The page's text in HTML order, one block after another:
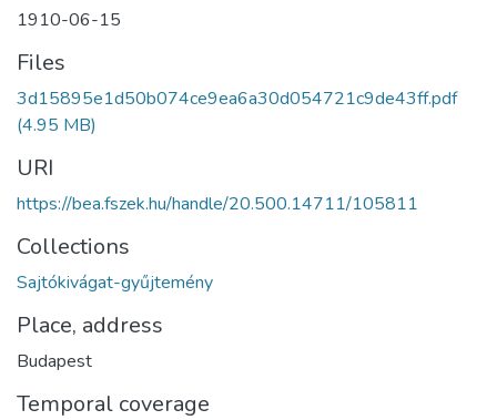
1910-06-15
Files
3d15895e1d50b074ce9ea6a30d054721c9de43ff.pdf
(4.95 MB)
URI
https://bea.fszek.hu/handle/20.500.14711/105811
Collections
Sajtókivágat-gyűjtemény
Place, address
Budapest
Temporal coverage